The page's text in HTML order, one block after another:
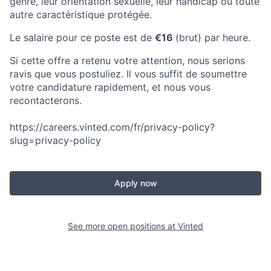
autre caractéristique protégée.
Le salaire pour ce poste est de €16 (brut) par heure.
Si cette offre a retenu votre attention, nous serions
ravis que vous postuliez. Il vous suffit de soumettre
votre candidature rapidement, et nous vous
recontacterons.
https://careers.vinted.com/fr/privacy-policy?
slug=privacy-policy
Apply now
See more open positions at Vinted